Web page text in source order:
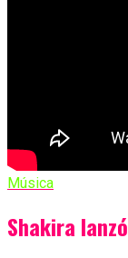
Música
Shakira